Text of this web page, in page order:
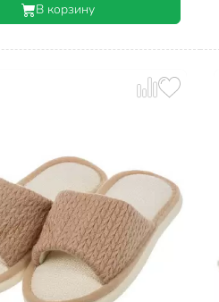
В корзину